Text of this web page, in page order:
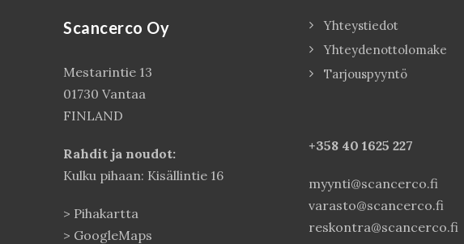
Scancerco Oy
Mestarintie 13
01730 Vantaa
FINLAND
Rahdit ja noudot:
Kulku pihaan: Kisällintie 16
> Pihakartta
> GoogleMaps
Yhteystiedot
Yhteydenottolomake
Tarjouspyyntö
+358 40 1625 227
myynti@scancerco.fi
varasto@scancerco.fi
reskontra@scancerco.fi